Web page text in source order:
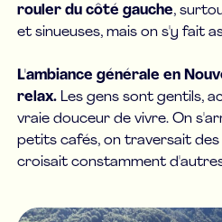
rouler du côté gauche,
et sinueuses, mais on s'y fait
L'ambiance générale en
relax. Les gens sont gentils,
vraie douceur de vivre. On
petits cafés, on traversait
croisait constamment